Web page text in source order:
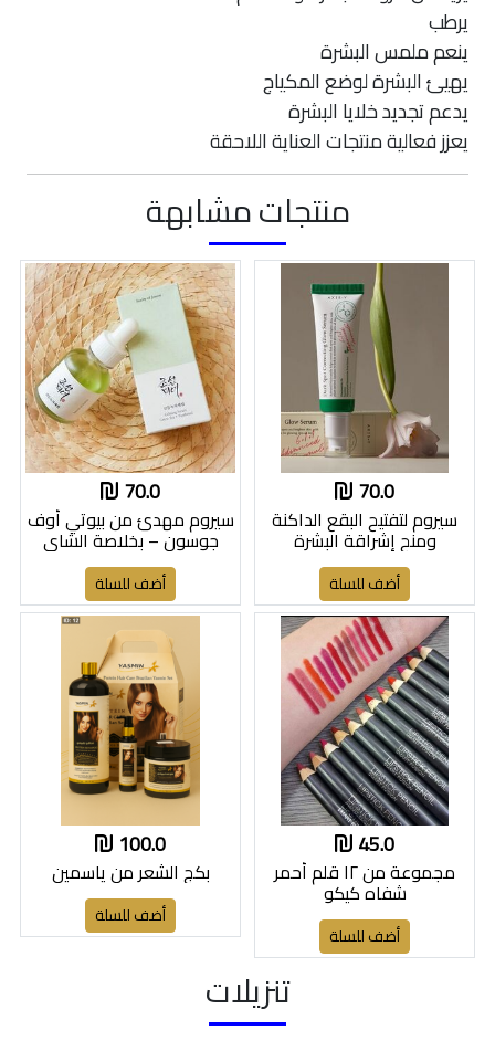
يرطب
ينعم ملمس البشرة
يهيئ البشرة لوضع المكياج
يدعم تجديد خلايا البشرة
يعزز فعالية منتجات العناية اللاحقة
منتجات مشابهة
70.0
سيروم لتفتيح البقع الداكنة
ومنح إشراقة البشرة
أضف للسلة
70.0
سيروم مهدئ من بيوتي أوف
جوسون – بخلاصة الشاي
الأخضر + البانثينول
أضف للسلة
45.0
مجموعة من ١٢ قلم أحمر
شفاه كيكو
أضف للسلة
100.0
بكج الشعر من ياسمين
أضف للسلة
تنزيلات